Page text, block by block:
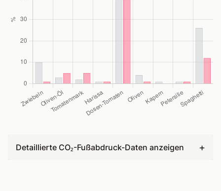
Detaillierte CO₂-Fußabdruck-Daten anzeigen +